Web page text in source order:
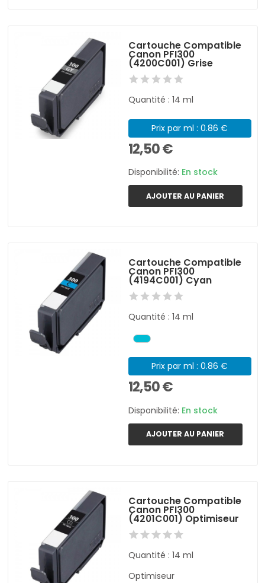
Cartouche Compatible
Canon PFI300
(4200C001) Grise
Quantité : 14 ml
Prix par ml : 0.86 €
12,50 €
Disponibilité: En stock
AJOUTER AU PANIER
Cartouche Compatible
Canon PFI300
(4194C001) Cyan
Quantité : 14 ml
Prix par ml : 0.86 €
12,50 €
Disponibilité: En stock
AJOUTER AU PANIER
Cartouche Compatible
Canon PFI300
(4201C001) Optimiseur
Quantité : 14 ml
Optimiseur